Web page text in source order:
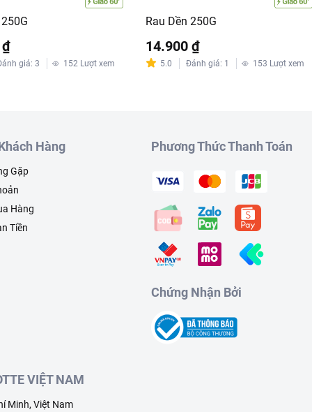
giá: 3 152 Lượt xem
Rau Dền 250G
14.900 ₫
5.0 Đánh giá: 1 153 Lượt xem
Hàng
Gặp
Hàng
Tiền
Phương Thức Thanh Toán
Chứng Nhận Bởi
VIỆT NAM
Minh, Việt Nam